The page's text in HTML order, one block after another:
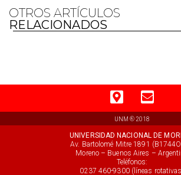
OTROS ARTÍCULOS
RELACIONADOS
UNM ® 2018
UNIVERSIDAD NACIONAL DE
Av. Bartolomé Mitre 1891
Moreno – Buenos Aires –
Teléfonos:
0237 460-9300 (líneas